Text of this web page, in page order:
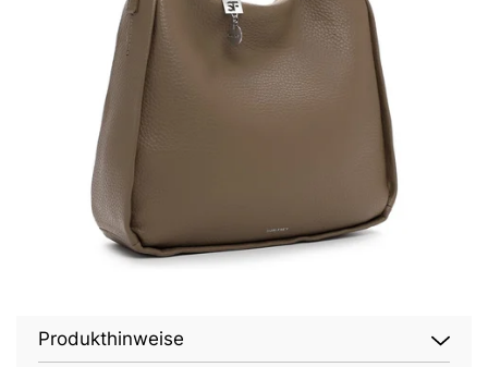
Produkthinweise